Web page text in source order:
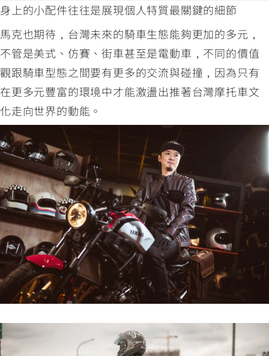
身上的小配件往往是展現個人特質最關鍵的細節
馬克也期待，台灣未來的騎車生態能夠更加的多元，
不管是美式、仿賽、街車甚至是電動車，不同的價值
觀跟騎車型態之間要有更多的交流與碰撞，因為只有
在更多元豐富的環境中才能激盪出推著台灣摩托車文
化走向世界的動能。